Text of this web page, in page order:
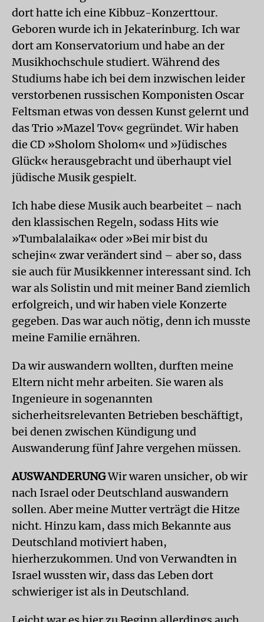
dort hatte ich eine Kibbuz-Konzerttour.
Geboren wurde ich in Jekaterinburg. Ich war
dort am Konservatorium und habe an der
Musikhochschule studiert. Während des
Studiums habe ich bei dem inzwischen leider
verstorbenen russischen Komponisten Oscar
Feltsman etwas von dessen Kunst gelernt und
das Trio »Mazel Tov« gegründet. Wir haben
die CD »Sholom Sholom« und »Jüdisches
Glück« herausgebracht und überhaupt viel
jüdische Musik gespielt.
Ich habe diese Musik auch bearbeitet – nach
den klassischen Regeln, sodass Hits wie
»Tumbalalaika« oder »Bei mir bist du
schejin« zwar verändert sind – aber so, dass
sie auch für Musikkenner interessant sind. Ich
war als Solistin und mit meiner Band ziemlich
erfolgreich, und wir haben viele Konzerte
gegeben. Das war auch nötig, denn ich musste
meine Familie ernähren.
Da wir auswandern wollten, durften meine
Eltern nicht mehr arbeiten. Sie waren als
Ingenieure in sogenannten
sicherheitsrelevanten Betrieben beschäftigt,
bei denen zwischen Kündigung und
Auswanderung fünf Jahre vergehen müssen.
AUSWANDERUNGWir waren unsicher, ob wir
nach Israel oder Deutschland auswandern
sollen. Aber meine Mutter verträgt die Hitze
nicht. Hinzu kam, dass mich Bekannte aus
Deutschland motiviert haben,
hierherzukommen. Und von Verwandten in
Israel wussten wir, dass das Leben dort
schwieriger ist als in Deutschland.